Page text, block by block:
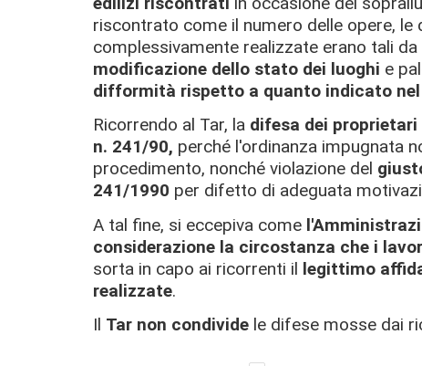
riscontrato come il numero delle opere,
complessivamente realizzate erano tali
modificazione dello stato dei luoghi e
difformità rispetto a quanto indicato
Ricorrendo al Tar, la difesa dei proprietari
n. 241/90, perché l'ordinanza impugnata
procedimento, nonché violazione del
241/1990 per difetto di adeguata
A tal fine, si eccepiva come
considerazione la circostanza che i
sorta in capo ai ricorrenti il legittimo
realizzate.
Il Tar non condivide le difese mosse dai